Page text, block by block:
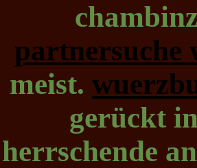
partnersuche
meist.
gerückt
herrschende